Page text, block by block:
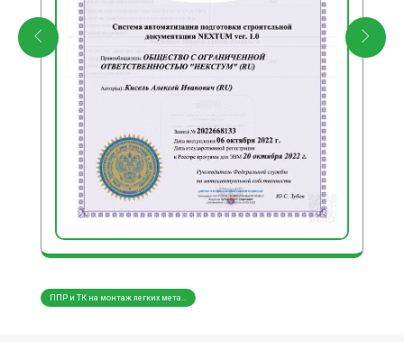
ППР и ТК на монтаж легких мета...
ППР и ТК на монтаж трубопровод...